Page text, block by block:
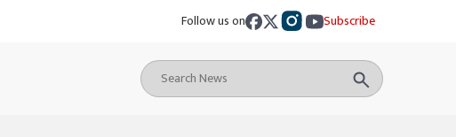
Follow us on Subscribe